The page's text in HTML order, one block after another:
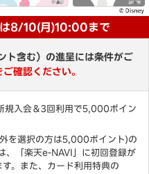
は8/10(月)10:00まで
含む）の進呈には条件がご
確認ください。
規入会＆3回利用で5,000ポイン
を選択の方は5,000ポイント)の
、「楽天e-NAVI」に初回登録が
。また、カード利用特典の